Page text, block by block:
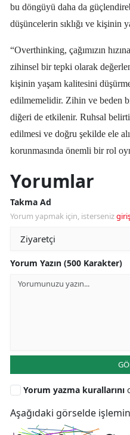
bu döngüyü daha da
düşüncelerin sıklığı ve kişinin
“Overthinking, çağımızın
zihinsel bir tepki olarak
kişinin yaşam kalitesini
edilmemelidir. Zihin ve beden
diğeri de etkilenir. Ruhsal
edilmesi ve doğru şekilde ele
korunmasında önemli bir rol
Yorumlar
Takma Ad
Yorum yapmak için, isterseniz
Yorum Yazın (500 Karakter)
Yorum yazma kurallarını
Aşağıdaki görselde